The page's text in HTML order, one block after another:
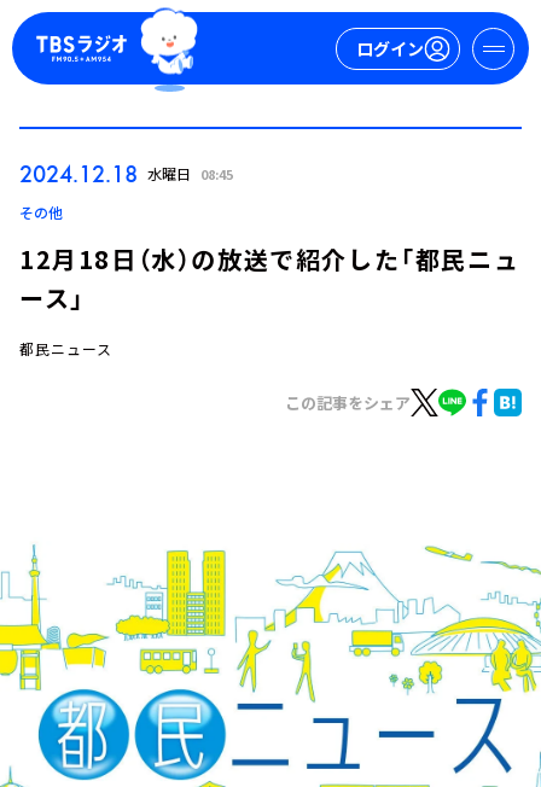
ログイン
イベント・グッズ
YouTube
会社情報
2024.12.18 水曜日 08:45
その他
12月18日（水）の放送で紹介した「都民ニュ
ース」
都民ニュース
この記事をシェア